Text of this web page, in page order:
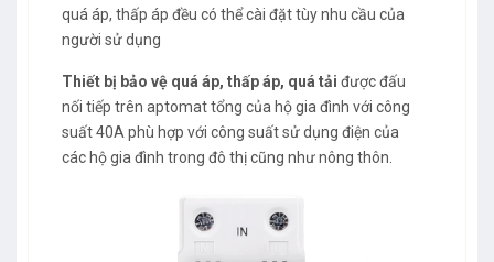
quá áp, thấp áp đều có thể cài đặt tùy nhu cầu của
người sử dụng
Thiết bị bảo vệ quá áp, thấp áp, quá tải được đấu
nối tiếp trên aptomat tổng của hộ gia đình với công
suất 40A phù hợp với công suất sử dụng điện của
các hộ gia đình trong đô thị cũng như nông thôn.